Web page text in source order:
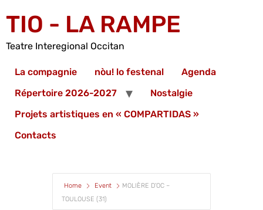
TIO - LA RAMPE
Teatre Interegional Occitan
La compagnie nòu! lo festenal
Agenda
Répertoire 2026-2027
Nostalgie
Projets artistiques en « COMPARTIDAS »
Contacts
Home Event
MOLIÈRE D’OC –
TOULOUSE (31)